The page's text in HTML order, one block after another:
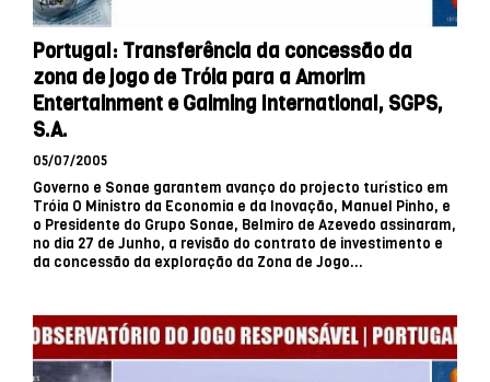
Portugal: Transferência da concessão da
zona de jogo de Tróia para a Amorim
Entertainment e Gaiming International, SGPS,
S.A.
05/07/2005
Governo e Sonae garantem avanço do projecto turístico em
Tróia O Ministro da Economia e da Inovação, Manuel Pinho, e
o Presidente do Grupo Sonae, Belmiro de Azevedo assinaram,
no dia 27 de Junho, a revisão do contrato de investimento e
da concessão da exploração da Zona de Jogo...